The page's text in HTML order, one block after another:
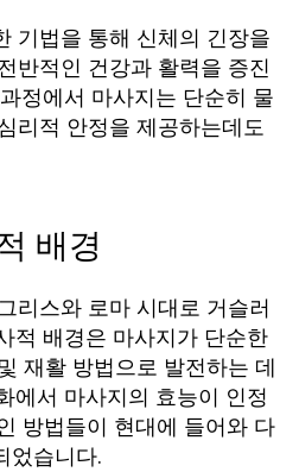
기법을 통해 신체의 긴장을
반적인 건강과 활력을 증진
정에서 마사지는 단순히 물
리적 안정을 제공하는데도
배경
리스와 로마 시대로 거슬러
적 배경은 마사지가 단순한
재활 방법으로 발전하는 데
에서 마사지의 효능이 인정
방법들이 현대에 들어와 다
었습니다.